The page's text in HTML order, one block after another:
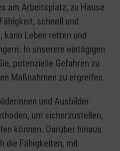
am Arbeitsplatz, zu Hause
schnell und
kann Leben retten und
In unserem eintägigen
potenzielle Gefahren zu
Maßnahmen zu ergreifen.
und Ausbilder
um sicherzustellen,
können. Darüber hinaus
die Fähigkeiten, mit